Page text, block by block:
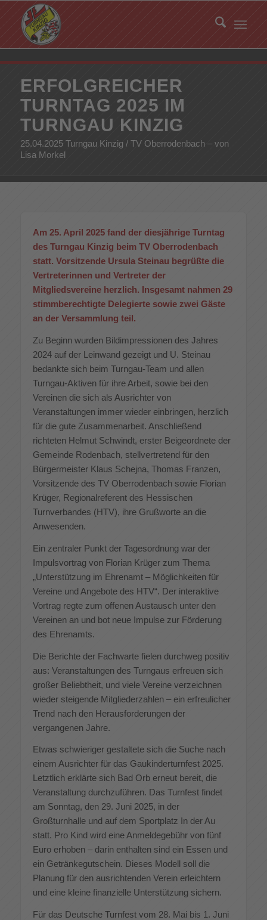
ERFOLGREICHER
TURNTAG 2025 IM
TURNGAU KINZIG
25.04.2025 Turngau Kinzig / TV Oberrodenbach – von
Lisa Morkel
Am 25. April 2025 fand der diesjährige Turntag
des Turngau Kinzig beim TV Oberrodenbach
statt. Vorsitzende Ursula Steinau begrüßte die
Vertreterinnen und Vertreter der
Mitgliedsvereine herzlich. Insgesamt nahmen 29
stimmberechtigte Delegierte sowie zwei Gäste
an der Versammlung teil.
Zu Beginn wurden Bildimpressionen des Jahres
2024 auf der Leinwand gezeigt und U. Steinau
bedankte sich beim Turngau-Team und allen
Turngau-Aktiven für ihre Arbeit, sowie bei den
Vereinen die sich als Ausrichter von
Veranstaltungen immer wieder einbringen, herzlich
für die gute Zusammenarbeit. Anschließend
richteten Helmut Schwindt, erster Beigeordnete der
Gemeinde Rodenbach, stellvertretend für den
Bürgermeister Klaus Schejna, Thomas Franzen,
Vorsitzende des TV Oberrodenbach sowie Florian
Krüger, Regionalreferent des Hessischen
Turnverbandes (HTV), ihre Grußworte an die
Anwesenden.
Ein zentraler Punkt der Tagesordnung war der
Impulsvortrag von Florian Krüger zum Thema
„Unterstützung im Ehrenamt – Möglichkeiten für
Vereine und Angebote des HTV“. Der interaktive
Vortrag regte zum offenen Austausch unter den
Vereinen an und bot neue Impulse zur Förderung
des Ehrenamts.
Die Berichte der Fachwarte fielen durchweg positiv
aus: Veranstaltungen des Turngaus erfreuen sich
großer Beliebtheit, und viele Vereine verzeichnen
wieder steigende Mitgliederzahlen – ein erfreulicher
Trend nach den Herausforderungen der
vergangenen Jahre.
Etwas schwieriger gestaltete sich die Suche nach
einem Ausrichter für das Gaukinderturnfest 2025.
Letztlich erklärte sich Bad Orb erneut bereit, die
Veranstaltung durchzuführen. Das Turnfest findet
am Sonntag, den 29. Juni 2025, in der
Großturnhalle und auf dem Sportplatz In der Au
statt. Pro Kind wird eine Anmeldegebühr von fünf
Euro erhoben – darin enthalten sind ein Essen und
ein Getränkegutschein. Dieses Modell soll die
Planung für den ausrichtenden Verein erleichtern
und eine kleine finanzielle Unterstützung sichern.
Für das Deutsche Turnfest vom 28. Mai bis 1. Juni